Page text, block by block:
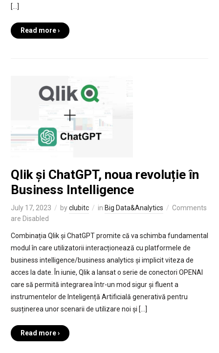
[…]
Read more ›
Qlik și ChatGPT, noua revoluție în
Business Intelligence
July 17, 2023 byclubitc in Big Data&Analytics
Comments
are Disabled
Combinația Qlik și ChatGPT promite că va schimba fundamental
modul în care utilizatorii interacționează cu platformele de
business intelligence/business analytics și implicit viteza de
acces la date. În iunie, Qlik a lansat o serie de conectori OPENAI
care să permită integrarea într-un mod sigur și fluent a
instrumentelor de Inteligență Artificială generativă pentru
susținerea unor scenarii de utilizare noi și […]
Read more ›